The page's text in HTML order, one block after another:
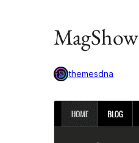
MagShow
themesdna